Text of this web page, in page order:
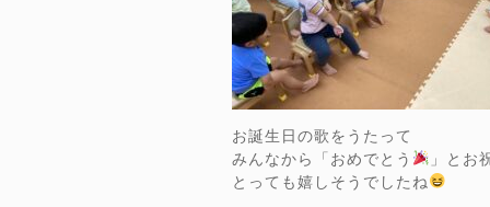
お誕生日の歌をうたって
みんなから「おめでとう
」とお
とっても嬉しそうでしたね